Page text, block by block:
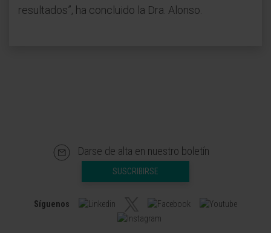
resultados”, ha concluido la Dra. Alonso.
Darse de alta en nuestro boletín
SUSCRIBIRSE
Síguenos